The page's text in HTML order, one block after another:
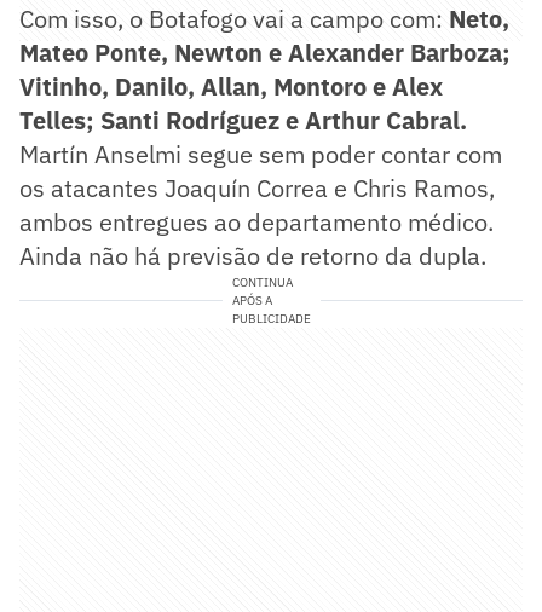
Com isso, o Botafogo vai a campo com: Neto,
Mateo Ponte, Newton e Alexander Barboza;
Vitinho, Danilo, Allan, Montoro e Alex
Telles; Santi Rodríguez e Arthur Cabral.
Martín Anselmi segue sem poder contar com
os atacantes Joaquín Correa e Chris Ramos,
ambos entregues ao departamento médico.
Ainda não há previsão de retorno da dupla.
CONTINUA
APÓS A
PUBLICIDADE